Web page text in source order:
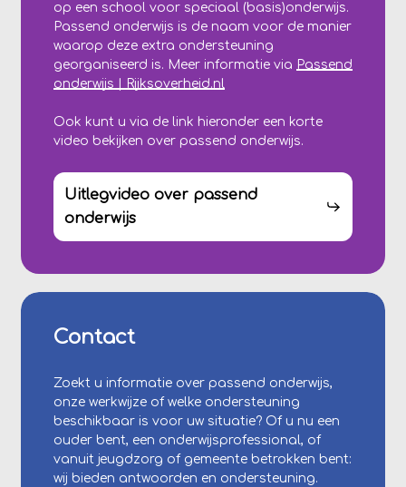
op een school voor speciaal (basis)onderwijs.
Passend onderwijs is de naam voor de manier
waarop deze extra ondersteuning
georganiseerd is. Meer informatie via Passend
onderwijs | Rijksoverheid.nl
Ook kunt u via de link hieronder een korte
video bekijken over passend onderwijs.
Uitlegvideo over passend
onderwijs
Contact
Zoekt u informatie over passend onderwijs,
onze werkwijze of welke ondersteuning
beschikbaar is voor uw situatie? Of u nu een
ouder bent, een onderwijsprofessional, of
vanuit jeugdzorg of gemeente betrokken bent:
wij bieden antwoorden en ondersteuning.